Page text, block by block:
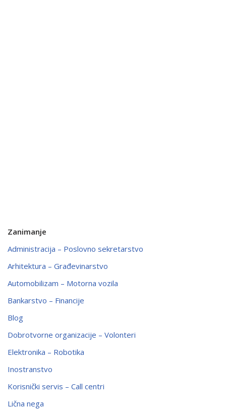
Zanimanje
Administracija – Poslovno sekretarstvo
Arhitektura – Građevinarstvo
Automobilizam – Motorna vozila
Bankarstvo – Financije
Blog
Dobrotvorne organizacije – Volonteri
Elektronika – Robotika
Inostranstvo
Korisnički servis – Call centri
Lična nega